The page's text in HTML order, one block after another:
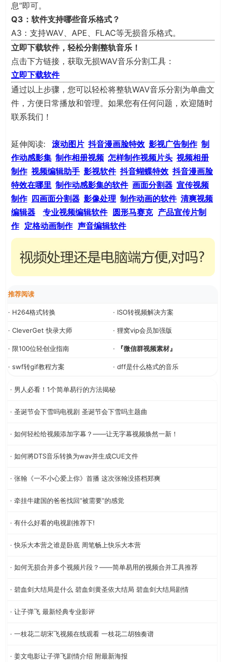
息”即可。
Q3：软件支持哪些音乐格式？
A3：支持WAV、APE、FLAC等无损音乐格式。
立即下载软件，轻松分割整轨音乐！
点击下方链接，获取无损WAV音乐分割工具：
立即下载软件
通过以上步骤，您可以轻松将整轨WAV音乐分割为单曲文
件，方便日常播放和管理。如果您有任何问题，欢迎随时
联系我们！
延伸阅读: 滚动图片 抖音漫画脸特效 影视广告制作 制
作动感影集 制作相册视频 怎样制作视频片头 视频相册
制作 视频编辑助手 影视软件 抖音蝴蝶特效 抖音漫画脸
特效在哪里 制作动感影集的软件 画面分割器 宣传视频
制作 四画面分割器 影像处理 制作动画的软件 清爽视频
编辑器
专业视频编辑软件 圆形马赛克 产品宣传片制
作 定格动画制作 声音编辑软件
推荐阅读
· H264格式转换 · ISO转视频解决方案
· CleverGet 快录大师 · 狸窝vip会员加强版
· 限100位轻创业指南 · 『微信群视频素材』
· swf转gif教程方案 · dff是什么格式的音乐
· 男人必看！1个简单易行的方法揭秘
· 圣诞节会下雪吗电视剧 圣诞节会下雪吗主题曲
· 如何轻松给视频添加字幕？——让无字幕视频焕然一新！
· 如何將DTS音乐转换为wav并生成CUE文件
· 张翰《一不小心爱上你》首播 这次张翰没搭档郑爽
· 牵挂牛建国的爸爸找回“被需要”的感觉
· 有什么好看的电视剧推荐下!
· 快乐大本营之谁是卧底 周笔畅上快乐大本营
· 如何无损合并多个视频片段？——简单易用的视频合并工具推荐
· 碧血剑大结局是什么 碧血剑黄圣依大结局 碧血剑大结局剧情
· 让子弹飞 最新经典专业影评
· 一枝花二胡宋飞视频在线观看 一枝花二胡独奏谱
· 姜文电影让子弹飞剧情介绍 附最新海报